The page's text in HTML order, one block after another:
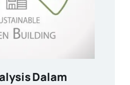
Dalam